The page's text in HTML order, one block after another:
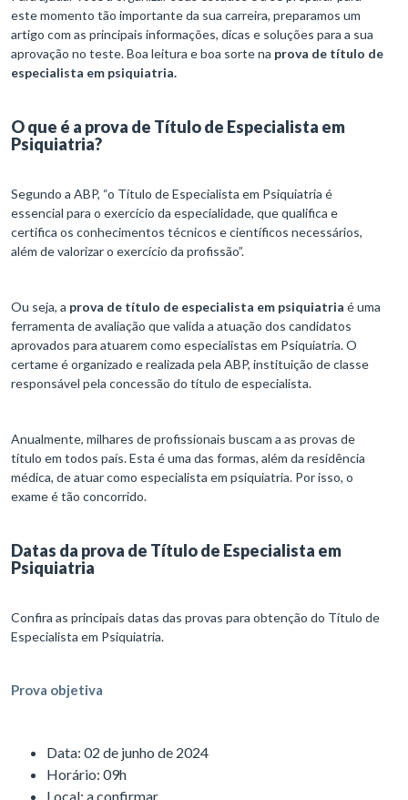
este momento tão importante da sua carreira, preparamos um
artigo com as principais informações, dicas e soluções para a sua
aprovação no teste. Boa leitura e boa sorte na prova de título de
especialista em psiquiatria.
O que é a prova de Título de Especialista em
Psiquiatria?
Segundo a ABP, “o Título de Especialista em Psiquiatria é
essencial para o exercício da especialidade, que qualifica e
certifica os conhecimentos técnicos e científicos necessários,
além de valorizar o exercício da profissão”.
Ou seja, a prova de título de especialista em psiquiatria é uma
ferramenta de avaliação que valida a atuação dos candidatos
aprovados para atuarem como especialistas em Psiquiatria. O
certame é organizado e realizada pela ABP, instituição de classe
responsável pela concessão do título de especialista.
Anualmente, milhares de profissionais buscam a as provas de
título em todos país. Esta é uma das formas, além da residência
médica, de atuar como especialista em psiquiatria. Por isso, o
exame é tão concorrido.
Datas da prova de Título de Especialista em
Psiquiatria
Confira as principais datas das provas para obtenção do Título de
Especialista em Psiquiatria.
Prova objetiva
Data: 02 de junho de 2024
Horário: 09h
Local: a confirmar